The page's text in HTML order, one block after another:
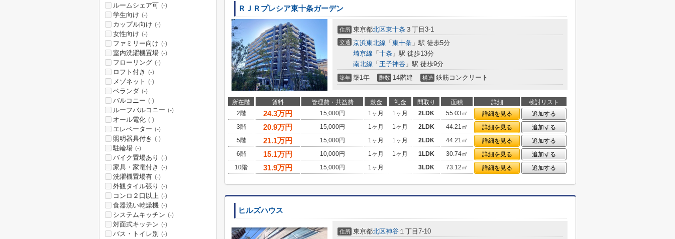
ＲＪＲプレシア東十条ガーデン
住所 東京都北区東十条 ３丁目3-1
交通 京浜東北線 「 東十条 」駅 徒歩5分
埼京線 「 十条 」駅 徒歩13分
南北線 「 王子神谷 」駅 徒歩9分
築年 築1年 階数 14階建 構造 鉄筋コンクリート
所在階 賃料 管理費・共益費 敷金 礼金 間取り 面積 詳細
検討リスト
2階
24.3万円 15,000円 1ヶ月 1ヶ月 2LDK 55.03㎡ 詳細を見る
追加する
3階
20.9万円 15,000円 1ヶ月 1ヶ月 2LDK 44.21㎡ 詳細を見る
追加する
5階
21.1万円 15,000円 1ヶ月 1ヶ月 2LDK 44.21㎡ 詳細を見る
追加する
6階
15.1万円 10,000円 1ヶ月 1ヶ月 1LDK 30.74㎡ 詳細を見る
追加する
10階
31.9万円 15,000円 1ヶ月 3LDK 73.12㎡ 詳細を見る 追加する
ヒルズハウス
住所 東京都北区神谷 １丁目7-10
ルームシェア可 (-)
学生向け (-)
カップル向け (-)
女性向け (-)
ファミリー向け (-)
室内洗濯機置場 (-)
フローリング (-)
ロフト付き (-)
メゾネット (-)
ベランダ (-)
バルコニー (-)
ルーフバルコニー (-)
オール電化 (-)
エレベーター (-)
照明器具付き (-)
駐輪場 (-)
バイク置場あり (-)
家具・家電付き (-)
洗濯機置場有 (-)
外観タイル張り (-)
コンロ２口以上 (-)
食器洗い乾燥機 (-)
システムキッチン (-)
対面式キッチン (-)
バス・トイレ別 (-)